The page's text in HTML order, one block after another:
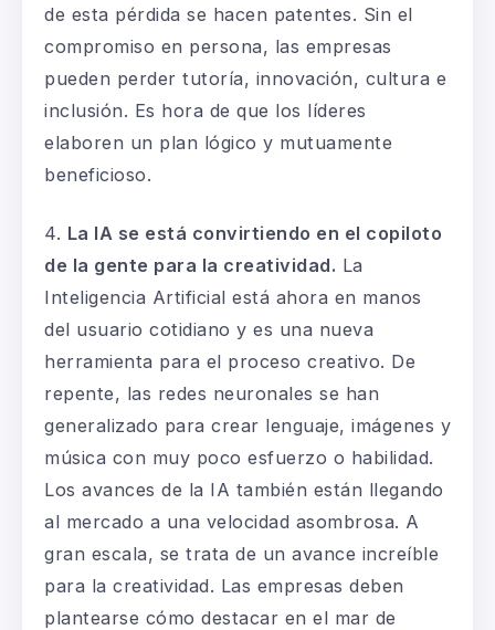
de esta pérdida se hacen patentes. Sin el
compromiso en persona, las empresas
pueden perder tutoría, innovación, cultura e
inclusión. Es hora de que los líderes
elaboren un plan lógico y mutuamente
beneficioso.
4. La IA se está convirtiendo en el copiloto
de la gente para la creatividad. La
Inteligencia Artificial está ahora en manos
del usuario cotidiano y es una nueva
herramienta para el proceso creativo. De
repente, las redes neuronales se han
generalizado para crear lenguaje, imágenes y
música con muy poco esfuerzo o habilidad.
Los avances de la IA también están llegando
al mercado a una velocidad asombrosa. A
gran escala, se trata de un avance increíble
para la creatividad. Las empresas deben
plantearse cómo destacar en el mar de